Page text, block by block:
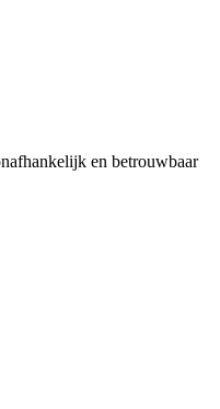
en betrouwbaar